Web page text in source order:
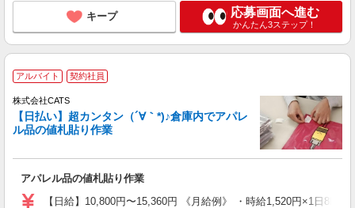
キープ 応募画面へ進む
かんたん3ステップ！
アルバイト 契約社員
株式会社CATS
【日払い】超カンタン（´∀｀*)♪倉庫内でアパレ
ル品の値札貼り作業
アパレル品の値札貼り作業
【日給】10,800円〜15,360円 《月給例》 ・時給1,520円×1日8h×